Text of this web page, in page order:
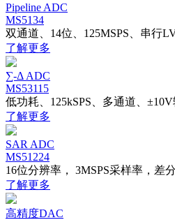
Pipeline ADC
MS5134
双通道、14位、125MSPS、串行
了解更多
∑-Δ ADC
MS53115
低功耗、125kSPS、多通道、
了解更多
SAR ADC
MS51224
16位分辨率， 3MSPS采样率，差
了解更多
高精度DAC